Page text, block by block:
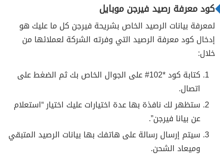
كود معرفة رصيد فيرجن موبايل
لمعرفة بيانات الرصيد الخاص بشريحة فيرجن كل ما عليك هو
إدخال كود معرفة الرصيد التي وفرته الشركة لعملائها من
خلال:
كتابة كود *102# على الجوال الخاص بك ثم الضغط على
اتصال.
ستظهر لك نافذة بها عدة اختيارات عليك اختيار “استعلام
عن بيانا فيرجن”.
سيتم إرسال رسالة على هاتفك بها بيانات الرصيد المتبقي
وميعاد الشحن.